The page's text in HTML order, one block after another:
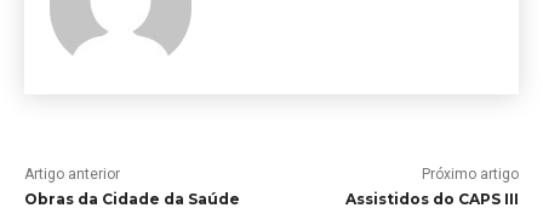
Artigo anterior
Obras da Cidade da Saúde
Próximo artigo
Assistidos do CAPS III